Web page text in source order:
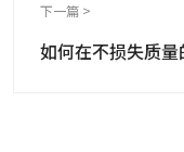
下一篇 >
如何在不损失质